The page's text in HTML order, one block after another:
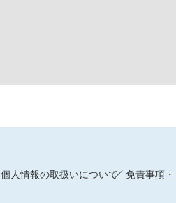
個人情報の取扱いについて 免責事項